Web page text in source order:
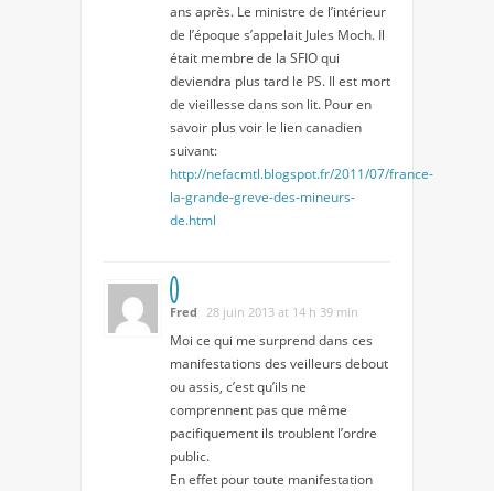
ans après. Le ministre de l’intérieur
de l’époque s’appelait Jules Moch. Il
était membre de la SFIO qui
deviendra plus tard le PS. Il est mort
de vieillesse dans son lit. Pour en
savoir plus voir le lien canadien
suivant:
http://nefacmtl.blogspot.fr/2011/07/france-
la-grande-greve-des-mineurs-
de.html
Fred 28 juin 2013 at 14 h 39 min
Moi ce qui me surprend dans ces
manifestations des veilleurs debout
ou assis, c’est qu’ils ne
comprennent pas que même
pacifiquement ils troublent l’ordre
public.
En effet pour toute manifestation